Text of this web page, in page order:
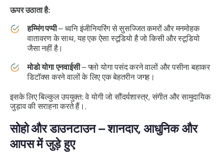
ऊपर उठाता है:
हम्मिंग पप्पी– ध्वनि इंजीनियरिंग से सुसज्जित कमरों और मनमोहक
वातावरण के साथ, यह एक ऐसा स्टूडियो है जो किसी और स्टूडियो
जैसा नहीं है।
मोडो योगा एनवाईसी– फ्लो योगा पसंद करने वालों और पसीना बहाकर
डिटॉक्स करने वालों के लिए एक बेहतरीन जगह।
इसके लिए बिल्कुल उपयुक्त: वे योगी जो सौंदर्यशास्त्र, संगीत और सामुदायिक
जुड़ाव की सराहना करते हैं।.
सोहो और डाउनटाउन – शानदार, आधुनिक और
आपस में जुड़े हुए